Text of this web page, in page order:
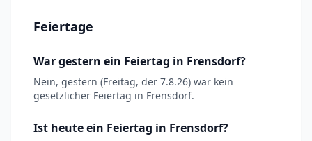
Feiertage
War gestern ein Feiertag in Frensdorf?
Nein, gestern (Freitag, der 7.8.26) war kein
gesetzlicher Feiertag in Frensdorf.
Ist heute ein Feiertag in Frensdorf?